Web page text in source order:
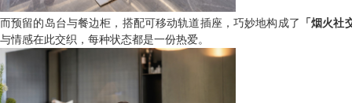
而预留的岛台与餐边柜，搭配可移动轨道插座，巧妙地构成了
「烟火社
与情感在此交织，每种状态都是一份热爱。